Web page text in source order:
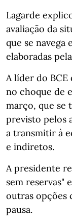
Lagarde
avaliação da
que se navega
elaboradas
A líder do BCE
no choque de
março, que se
previsto pelos
a transmitir à
e indiretos.
A presidente
sem reservas"
outras opções
pausa.